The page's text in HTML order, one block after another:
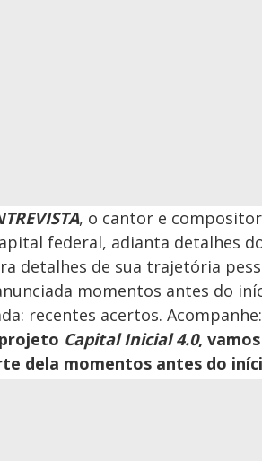
, o cantor e
federal, adianta detalhes
detalhes de sua trajetória
momentos antes do
recentes acertos. Acompanhe:
Capital Inicial 4.0,
dela momentos antes do